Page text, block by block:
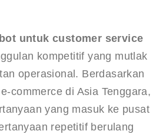
untuk customer service
kompetitif yang mutlak
operasional. Berdasarkan
commerce di Asia Tenggara,
yang masuk ke pusat
repetitif berulang